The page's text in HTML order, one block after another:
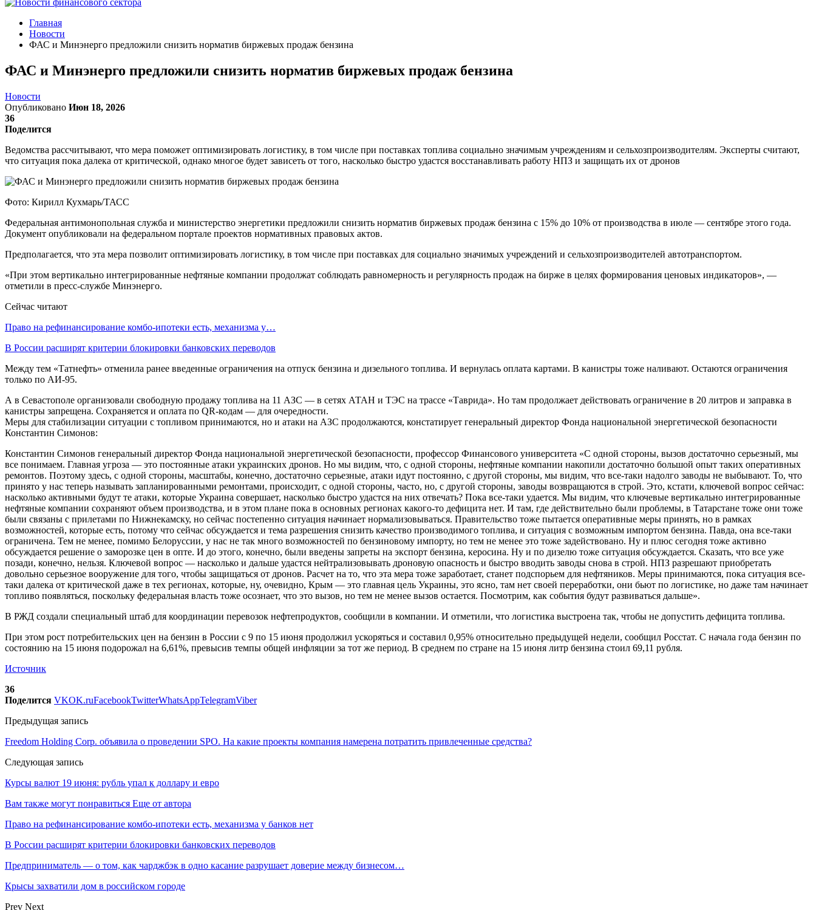
Главная
Новости
ФАС и Минэнерго предложили снизить норматив биржевых продаж бензина
ФАС и Минэнерго предложили снизить норматив биржевых продаж бензина
Новости
Опубликовано Июн 18, 2026
36
Поделится
Ведомства рассчитывают, что мера поможет оптимизировать логистику, в том числе при поставках топлива социально значимым учреждениям и сельхозпроизводителям. Эксперты считают,
что ситуация пока далека от критической, однако многое будет зависеть от того, насколько быстро удастся восстанавливать работу НПЗ и защищать их от дронов
Фото: Кирилл Кухмарь/ТАСС
Федеральная антимонопольная служба и министерство энергетики предложили снизить норматив биржевых продаж бензина с 15% до 10% от производства в июле — сентябре этого года.
Документ опубликовали на федеральном портале проектов нормативных правовых актов.
Предполагается, что эта мера позволит оптимизировать логистику, в том числе при поставках для социально значимых учреждений и сельхозпроизводителей автотранспортом.
«При этом вертикально интегрированные нефтяные компании продолжат соблюдать равномерность и регулярность продаж на бирже в целях формирования ценовых индикаторов», —
отметили в пресс-службе Минэнерго.
Сейчас читают
Право на рефинансирование комбо-ипотеки есть, механизма у…
В России расширят критерии блокировки банковских переводов
Между тем «Татнефть» отменила ранее введенные ограничения на отпуск бензина и дизельного топлива. И вернулась оплата картами. В канистры тоже наливают. Остаются ограничения
только по АИ-95.
А в Севастополе организовали свободную продажу топлива на 11 АЗС — в сетях АТАН и ТЭС на трассе «Таврида». Но там продолжает действовать ограничение в 20 литров и заправка в
канистры запрещена. Сохраняется и оплата по QR-кодам — для очередности.
Меры для стабилизации ситуации с топливом принимаются, но и атаки на АЗС продолжаются, констатирует генеральный директор Фонда национальной энергетической безопасности
Константин Симонов:
Константин Симонов генеральный директор Фонда национальной энергетической безопасности, профессор Финансового университета «С одной стороны, вызов достаточно серьезный, мы
все понимаем. Главная угроза — это постоянные атаки украинских дронов. Но мы видим, что, с одной стороны, нефтяные компании накопили достаточно большой опыт таких оперативных
ремонтов. Поэтому здесь, с одной стороны, масштабы, конечно, достаточно серьезные, атаки идут постоянно, с другой стороны, мы видим, что все-таки надолго заводы не выбывают. То, что
принято у нас теперь называть запланированными ремонтами, происходит, с одной стороны, часто, но, с другой стороны, заводы возвращаются в строй. Это, кстати, ключевой вопрос сейчас:
насколько активными будут те атаки, которые Украина совершает, насколько быстро удастся на них отвечать? Пока все-таки удается. Мы видим, что ключевые вертикально интегрированные
нефтяные компании сохраняют объем производства, и в этом плане пока в основных регионах какого-то дефицита нет. И там, где действительно были проблемы, в Татарстане тоже они тоже
были связаны с прилетами по Нижнекамску, но сейчас постепенно ситуация начинает нормализовываться. Правительство тоже пытается оперативные меры принять, но в рамках
возможностей, которые есть, потому что сейчас обсуждается и тема разрешения снизить качество производимого топлива, и ситуация с возможным импортом бензина. Павда, она все-таки
ограничена. Тем не менее, помимо Белоруссии, у нас не так много возможностей по бензиновому импорту, но тем не менее это тоже задействовано. Ну и плюс сегодня тоже активно
обсуждается решение о заморозке цен в опте. И до этого, конечно, были введены запреты на экспорт бензина, керосина. Ну и по дизелю тоже ситуация обсуждается. Сказать, что все уже
позади, конечно, нельзя. Ключевой вопрос — насколько и дальше удастся нейтрализовывать дроновую опасность и быстро вводить заводы снова в строй. НПЗ разрешают приобретать
довольно серьезное вооружение для того, чтобы защищаться от дронов. Расчет на то, что эта мера тоже заработает, станет подспорьем для нефтяников. Меры принимаются, пока ситуация все-
таки далека от критической даже в тех регионах, которые, ну, очевидно, Крым — это главная цель Украины, это ясно, там нет своей переработки, они бьют по логистике, но даже там начинает
топливо появляться, поскольку федеральная власть тоже осознает, что это вызов, но тем не менее вызов остается. Посмотрим, как события будут развиваться дальше».
В РЖД создали специальный штаб для координации перевозок нефтепродуктов, сообщили в компании. И отметили, что логистика выстроена так, чтобы не допустить дефицита топлива.
При этом рост потребительских цен на бензин в России с 9 по 15 июня продолжил ускоряться и составил 0,95% относительно предыдущей недели, сообщил Росстат. С начала года бензин по
состоянию на 15 июня подорожал на 6,61%, превысив темпы общей инфляции за тот же период. В среднем по стране на 15 июня литр бензина стоил 69,11 рубля.
Источник
36
Поделится VKOK.ruFacebookTwitterWhatsAppTelegramViber
Предыдущая запись
Freedom Holding Corp. объявила о проведении SPO. На какие проекты компания намерена потратить привлеченные средства?
Следующая запись
Курсы валют 19 июня: рубль упал к доллару и евро
Вам также могут понравиться Еще от автора
Право на рефинансирование комбо-ипотеки есть, механизма у банков нет
В России расширят критерии блокировки банковских переводов
Предприниматель — о том, как чарджбэк в одно касание разрушает доверие между бизнесом…
Крысы захватили дом в российском городе
Prev Next